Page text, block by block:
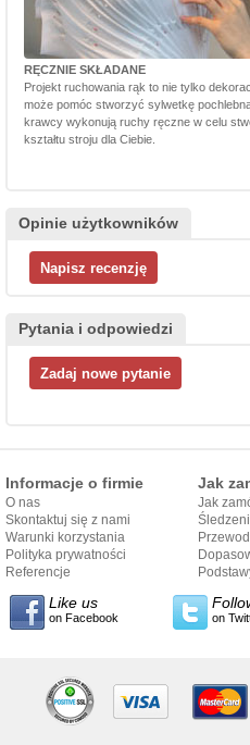
RĘCZNIE SKŁADANE
Projekt ruchowania rąk to nie tylko
może pomóc stworzyć sylwetkę
krawcy wykonują ruchy ręczne w celu
kształtu stroju dla Ciebie.
Opinie użytkowników
Pytania i odpowiedzi
Informacje o firmie
O nas
Skontaktuj się z nami
Warunki korzystania
Polityka prywatności
Referencje
Jak
Jak
Like us
on Facebook on